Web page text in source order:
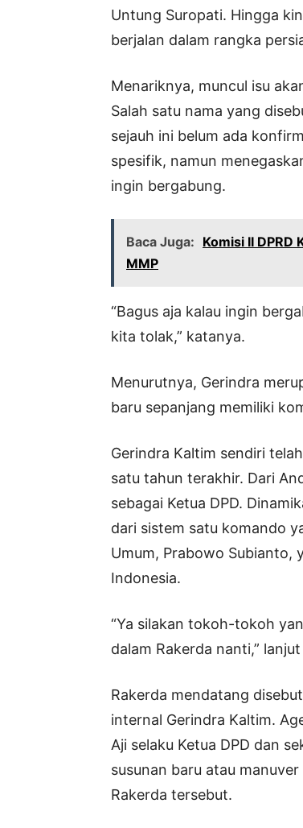
Untung Suropati. Hingga
berjalan dalam rangka
Menariknya, muncul isu
Salah satu nama yang
sejauh ini belum ada
spesifik, namun
ingin bergabung.
Baca Juga: Komisi II DPRD
MMP
“Bagus aja kalau ingin
kita tolak,” katanya.
Menurutnya, Gerindra
baru sepanjang memiliki
Gerindra Kaltim sendiri
satu tahun terakhir. Dari
sebagai Ketua DPD.
dari sistem satu komando
Umum, Prabowo Subianto,
Indonesia.
“Ya silakan tokoh-tokoh
dalam Rakerda nanti,”
Rakerda mendatang
internal Gerindra Kaltim.
Aji selaku Ketua DPD dan
susunan baru atau
Rakerda tersebut.